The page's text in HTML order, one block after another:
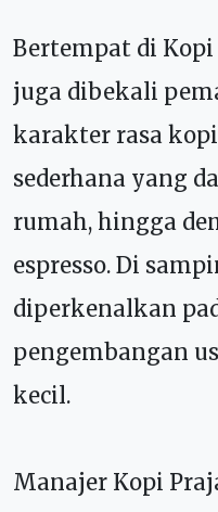
Bertempat di Kopi
juga dibekali
karakter rasa
sederhana yang
rumah, hingga
espresso. Di
diperkenalkan
pengembangan
kecil.
Manajer Kopi